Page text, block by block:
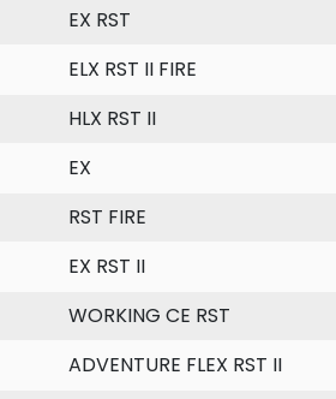
EX RST
ELX RST II FIRE
HLX RST II
EX
RST FIRE
EX RST II
WORKING CE RST
ADVENTURE FLEX RST II